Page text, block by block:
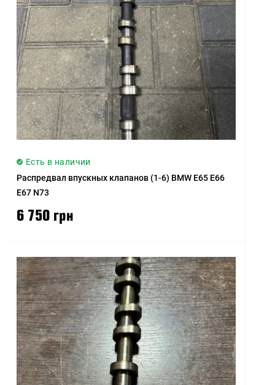
Есть в наличии
Распредвал впускных клапанов (1-6) BMW E65 E66
E67 N73
6 750 грн